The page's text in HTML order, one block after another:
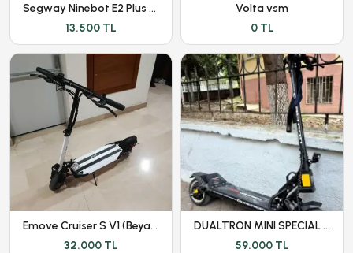
Segway Ninebot E2 Plus Elektirikli Scooter
13.500 TL
Volta vsm
0 TL
Emove Cruiser S V1 (Beyaz) - Kronik Sorunları Giderilmiştir
32.000 TL
DUALTRON MINI SPECIAL LONG BODY - DÜŞÜK KM - GARANTİLİ
59.000 TL